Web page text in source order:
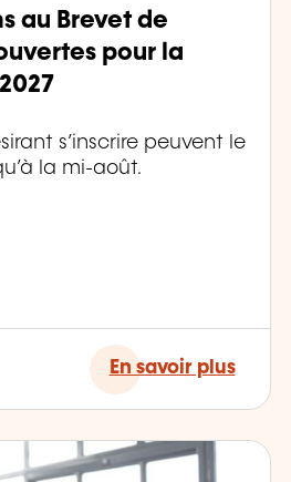
au Brevet de
pour la
s’inscrire peuvent le
la mi-août.
En savoir plus